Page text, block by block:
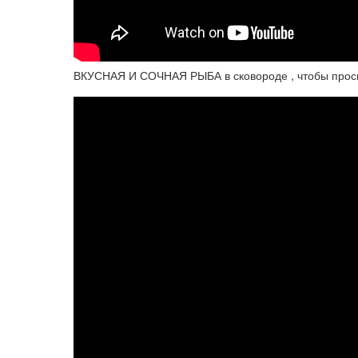
ВКУСНАЯ И СОЧНАЯ РЫБА в сковороде , чтобы